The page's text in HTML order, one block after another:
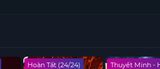
chỉ thử thách tình yêu mà còn buộc
thích dòng phim cổ trang tình cảm
Hoàn Tất (24/24) Thuyết Minh -